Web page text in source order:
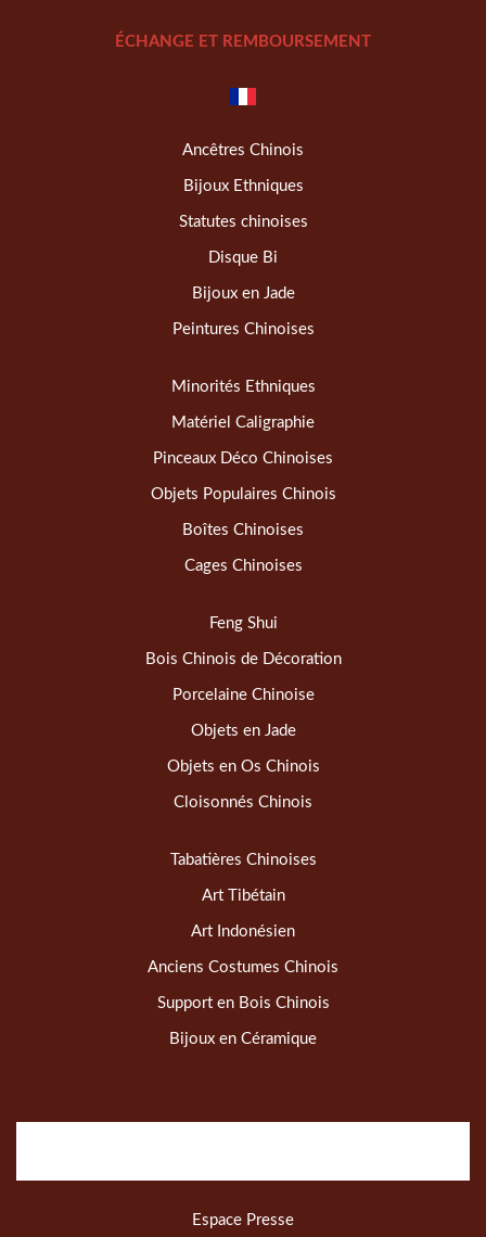
ÉCHANGE ET REMBOURSEMENT
Ancêtres Chinois
Bijoux Ethniques
Statutes chinoises
Disque Bi
Bijoux en Jade
Peintures Chinoises
Minorités Ethniques
Matériel Caligraphie
Pinceaux Déco Chinoises
Objets Populaires Chinois
Boîtes Chinoises
Cages Chinoises
Feng Shui
Bois Chinois de Décoration
Porcelaine Chinoise
Objets en Jade
Objets en Os Chinois
Cloisonnés Chinois
Tabatières Chinoises
Art Tibétain
Art Indonésien
Anciens Costumes Chinois
Support en Bois Chinois
Bijoux en Céramique
Espace Presse